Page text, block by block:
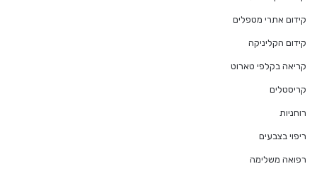
קידום אתרי מטפלים
קידום הקליניקה
קריאה בקלפי טארוט
קריסטלים
רוחניות
ריפוי בצבעים
רפואה משלימה